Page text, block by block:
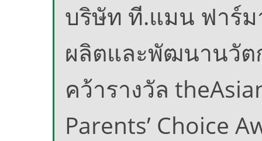
บริษัท ที.แมน ฟาร์
ผลิตและพัฒนานวั
คว้ารางวัล
Parents’ Choice